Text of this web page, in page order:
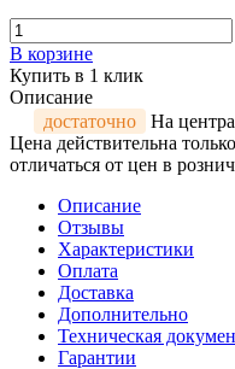
В корзине
Купить в 1 клик
Описание
достаточно
На
Цена действительна
отличаться от цен в
Описание
Отзывы
Характеристики
Оплата
Доставка
Дополнительно
Техническая
Гарантии